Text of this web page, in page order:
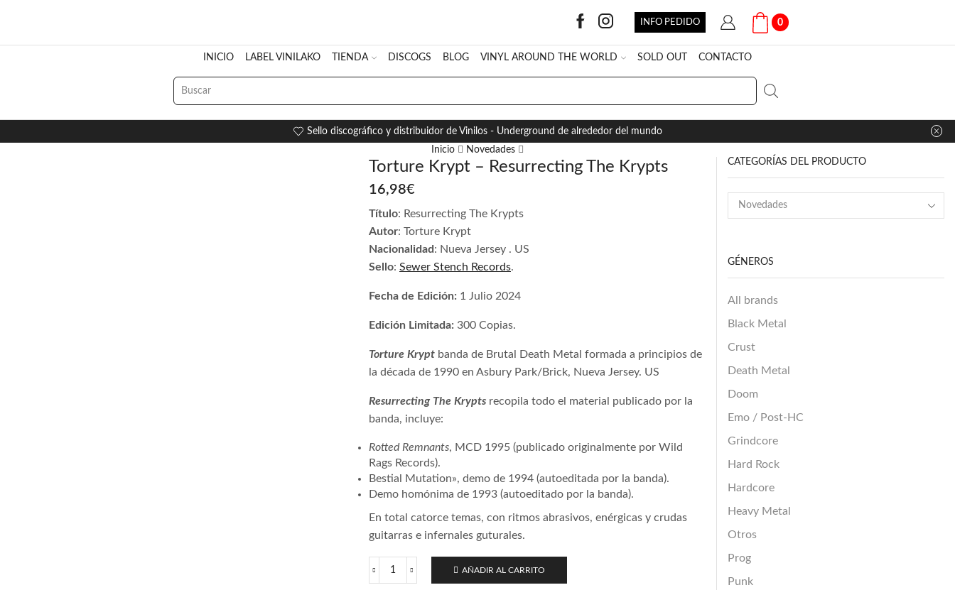
INFO PEDIDO 0
INICIO LABEL VINILAKO TIENDA DISCOGS BLOG VINYL AROUND THE WORLD SOLD OUT CONTACTO
SEARCH
INPUT
Sello discográfico y distribuidor de Vinilos - Underground de alrededor del mundo
Inicio
Novedades
Torture Krypt – Resurrecting The Krypts
16,98€
Título: Resurrecting The Krypts
Autor: Torture Krypt
Nacionalidad : Nueva Jersey . US
Sello: Sewer Stench Records.
Fecha de Edición: 1 Julio 2024
Edición Limitada: 300 Copias.
Torture Krypt banda de Brutal Death Metal formada a principios de
la década de 1990 en Asbury Park/Brick, Nueva Jersey. US
Resurrecting The Krypts recopila todo el material publicado por la
banda, incluye:
Rotted Remnants, MCD 1995 (publicado originalmente por Wild
Rags Records).
Bestial Mutation», demo de 1994 (autoeditada por la banda).
Demo homónima de 1993 (autoeditado por la banda).
En total catorce temas, con ritmos abrasivos, enérgicas y crudas
guitarras e infernales guturales.
Torture
AÑADIR AL CARRITO
CATEGORÍAS DEL PRODUCTO
GÉNEROS
All brands
Black Metal
Crust
Death Metal
Doom
Emo / Post-HC
Grindcore
Hard Rock
Hardcore
Heavy Metal
Otros
Prog
Punk